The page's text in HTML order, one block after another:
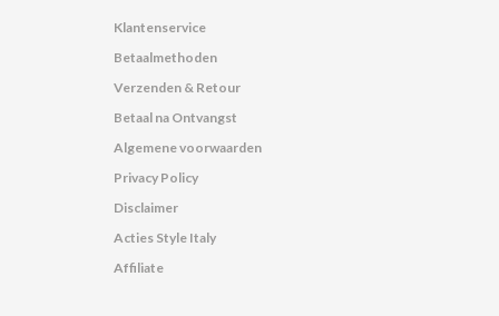
Klantenservice
Betaalmethoden
Verzenden & Retour
Betaal na Ontvangst
Algemene voorwaarden
Privacy Policy
Disclaimer
Acties Style Italy
Affiliate